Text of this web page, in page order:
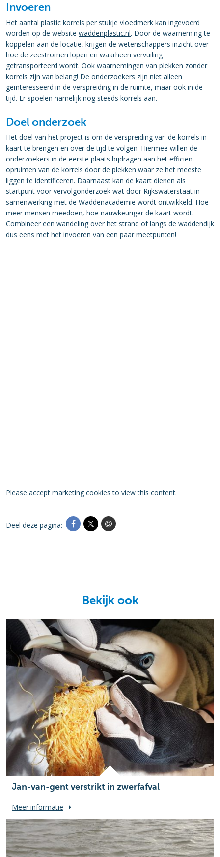
Invoeren
Het aantal plastic korrels per stukje vloedmerk kan ingevoerd
worden op de website waddenplastic.nl. Door de waarneming te
koppelen aan de locatie, krijgen de wetenschappers inzicht over
hoe de zeestromen lopen en waarheen vervuiling
getransporteerd wordt. Ook waarnemingen van plekken zonder
korrels zijn van belang! De onderzoekers zijn niet alleen
geïnteresseerd in de verspreiding in de ruimte, maar ook in de
tijd. Er spoelen namelijk nog steeds korrels aan.
Doel onderzoek
Het doel van het project is om de verspreiding van de korrels in
kaart te brengen en over de tijd te volgen. Hiermee willen de
onderzoekers in de eerste plaats bijdragen aan het efficiënt
opruimen van de korrels door de plekken waar ze het meeste
liggen te identificeren. Daarnaast kan de kaart dienen als
startpunt voor vervolgonderzoek wat door Rijkswaterstaat in
samenwerking met de Waddenacademie wordt ontwikkeld. Hoe
meer mensen meedoen, hoe nauwkeuriger de kaart wordt.
Combineer een wandeling over het strand of langs de waddendijk
dus eens met het invoeren van een paar meetpunten!
Please accept marketing cookies to view this content.
Deel deze pagina:
Bekijk ook
Jan-van-gent verstrikt in zwerfafval
Meer informatie